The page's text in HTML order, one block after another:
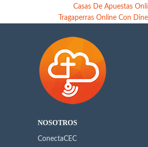
Casas De Apuestas
Tragaperras Online Con
NOSOTROS
ConectaCEC